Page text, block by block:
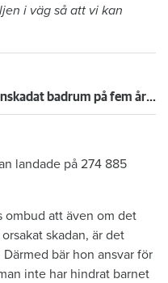
i väg så att vi kan
Anmälde inte vattenskadat badrum på fem år – krävs på 125 000 kronor
landade på 274 885
ombud att även om det
skadan, är det
bär hon ansvar för
inte har hindrat barnet